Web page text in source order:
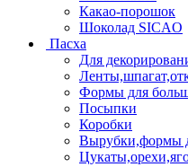
Какао-порошок
Шоколад SICAO
Пасха
Для
Формы для
Посыпки
Коробки
Вырубки,формы